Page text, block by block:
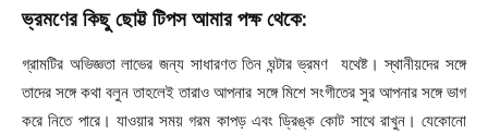
ভ্রমণের কিছু ছোট্ট টিপস আমার পক্ষ থেকে:
গ্রামটির অভিজ্ঞতা লাভের জন্য সাধারণত তিন ঘন্টার ভ্রমণ যথেষ্ট। স্থানীয়দের সঙ্গে
তাদের সঙ্গে কথা বলুন তাহলেই তারাও আপনার সঙ্গে মিশে সংগীতের সুর আপনার সঙ্গে ভাগ
করে নিতে পারে। যাওয়ার সময় গরম কাপড় এবং ড্রিঙ্ক কোট সাথে রাখুন। যেকোনো